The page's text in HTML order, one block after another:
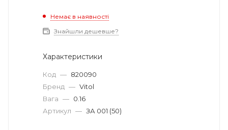
Немає в наявності
Знайшли дешевше?
Характеристики
Код — 820090
Бренд — Vitol
Вага — 0.16
Артикул — ЗА 001 (50)